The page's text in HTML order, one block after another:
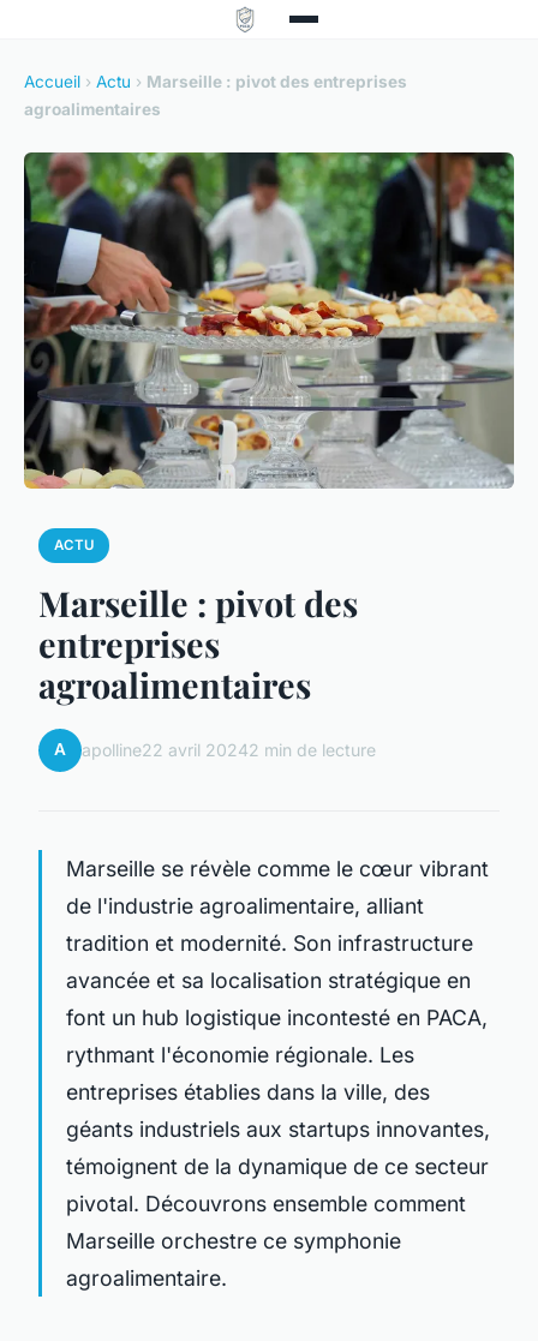
Accueil › Actu › Marseille : pivot des entreprises
agroalimentaires
ACTU
Marseille : pivot des
entreprises
agroalimentaires
A apolline22 avril 20242 min de lecture
Marseille se révèle comme le cœur vibrant
de l'industrie agroalimentaire, alliant
tradition et modernité. Son infrastructure
avancée et sa localisation stratégique en
font un hub logistique incontesté en PACA,
rythmant l'économie régionale. Les
entreprises établies dans la ville, des
géants industriels aux startups innovantes,
témoignent de la dynamique de ce secteur
pivotal. Découvrons ensemble comment
Marseille orchestre ce symphonie
agroalimentaire.